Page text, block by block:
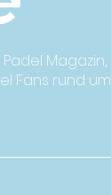
Magazin,
Fans rund um